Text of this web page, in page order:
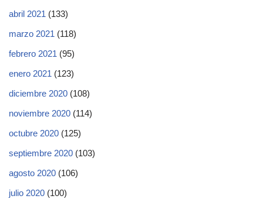
abril 2021 (133)
marzo 2021 (118)
febrero 2021 (95)
enero 2021 (123)
diciembre 2020 (108)
noviembre 2020 (114)
octubre 2020 (125)
septiembre 2020 (103)
agosto 2020 (106)
julio 2020 (100)